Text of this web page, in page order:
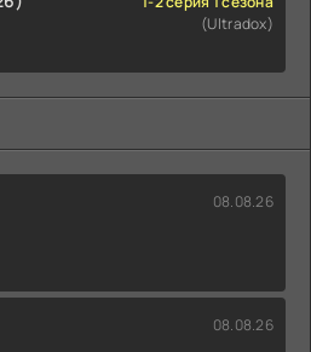
(Ultradox)
08.08.26
08.08.26